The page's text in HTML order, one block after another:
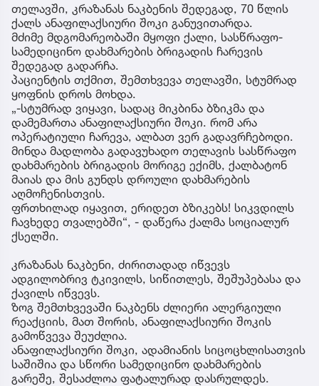
თელავში, კრაზანას ნაკბენის შედეგად, 70 წლის
ქალს ანაფილაქსიური შოკი განუვითარდა.
მძიმე მდგომარეობაში მყოფი ქალი, სასწრაფო-
სამედიცინო დახმარების ბრიგადის ჩარევის
შედეგად გადარჩა.
პაციენტის თქმით, შემთხვევა თელავში, სტუმრად
ყოფნის დროს მოხდა.
„-სტუმრად ვიყავი, სადაც მიკბინა ბზიკმა და
დამემართა ანაფილაქსიური შოკი. რომ არა
ოპერატიული ჩარევა, ალბათ ვერ გადავრჩებოდი.
მინდა მადლობა გადავუხადო თელავის სასწრაფო
დახმარების ბრიგადის მორიგე ექიმს, ქალბატონ
მაიას და მის გუნდს დროული დახმარების
აღმოჩენისთვის.
ფრთხილად იყავით, ერიდეთ ბზიკებს! სიკვდილს
ჩავხედე თვალებში“, - დაწერა ქალმა სოციალურ
ქსელში.
კრაზანას ნაკბენი, ძირითადად იწვევს
ადგილობრივ ტკივილს, სიწითლეს, შეშუპებასა და
ქავილს იწვევს.
ზოგ შემთხვევაში ნაკბენს ძლიერი ალერგიული
რეაქციის, მათ შორის, ანაფილაქსიური შოკის
გამოწვევა შეუძლია.
ანაფილაქსიური შოკი, ადამიანის სიცოცხლისათვის
საშიშია და სწორი სამედიცინო დახმარების
გარეშე, შესაძლოა ფატალურად დასრულდეს.